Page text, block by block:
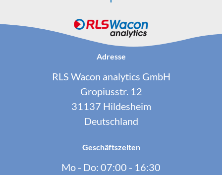
Adresse
RLS Wacon analytics GmbH
Gropiusstr. 12
31137 Hildesheim
Deutschland
Geschäftszeiten
Mo - Do: 07:00 - 16:30